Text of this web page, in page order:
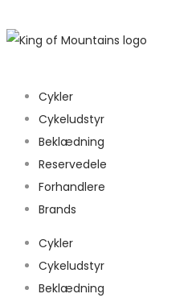
Cykler
Cykeludstyr
Beklædning
Reservedele
Forhandlere
Brands
Cykler
Cykeludstyr
Beklædning